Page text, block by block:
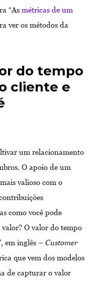
“As métricas de um
ver os métodos da
do tempo
cliente e
um relacionamento
O apoio de um
valioso com o
como você pode
O valor do tempo
em inglês – Customer
que vem dos modelos
de capturar o valor